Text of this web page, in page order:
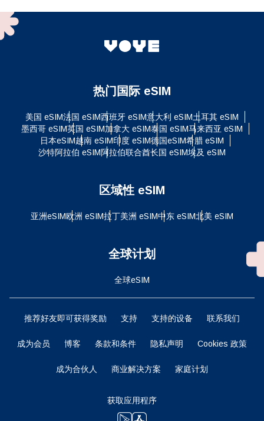
热门国际 eSIM
美国 eSIM法国 eSIM西班牙 eSIM意大利 eSIM土耳其 eSIM
墨西哥 eSIM英国 eSIM加拿大 eSIM泰国 eSIM马来西亚 eSIM
日本eSIM越南 eSIM印度 eSIM德国eSIM希腊 eSIM
沙特阿拉伯 eSIM阿拉伯联合酋长国 eSIM埃及 eSIM
区域性 eSIM
亚洲eSIM欧洲 eSIM拉丁美洲 eSIM中东 eSIM北美 eSIM
全球计划
全球eSIM
推荐好友即可获得奖励 支持 支持的设备 联系我们
成为会员 博客 条款和条件 隐私声明 Cookies 政策
成为合伙人 商业解决方案 家庭计划
获取应用程序